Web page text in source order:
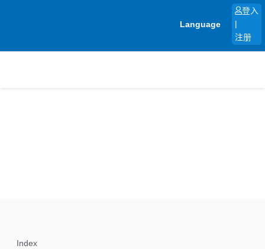
Language
登入
注册
Index